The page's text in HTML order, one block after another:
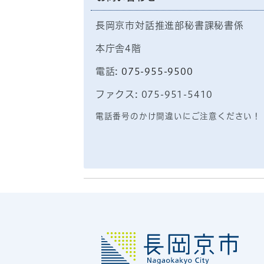
長岡京市対話推進部秘書課秘書係
本庁舎4階
電話: 075-955-9500
ファクス: 075-951-5410
電話番号のかけ間違いにご注意ください！